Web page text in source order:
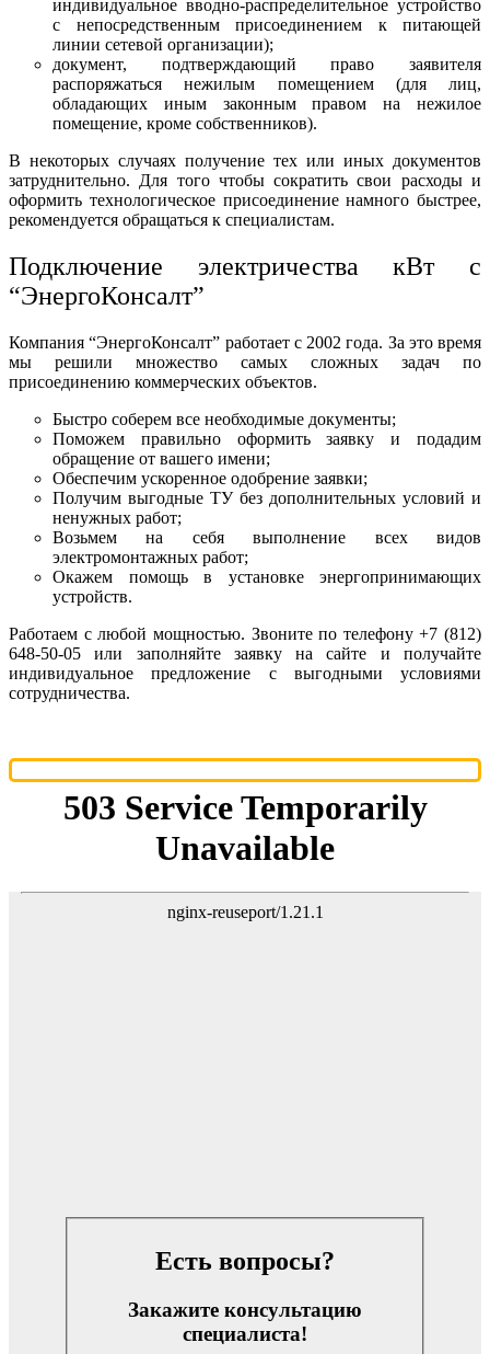
индивидуальное вводно-распределительное устройство
с непосредственным присоединением к питающей
линии сетевой организации);
документ, подтверждающий право заявителя
распоряжаться нежилым помещением (для лиц,
обладающих иным законным правом на нежилое
помещение, кроме собственников).
В некоторых случаях получение тех или иных документов
затруднительно. Для того чтобы сократить свои расходы и
оформить технологическое присоединение намного быстрее,
рекомендуется обращаться к специалистам.
Подключение электричества кВт с
“ЭнергоКонсалт”
Компания “ЭнергоКонсалт” работает с 2002 года. За это время
мы решили множество самых сложных задач по
присоединению коммерческих объектов.
Быстро соберем все необходимые документы;
Поможем правильно оформить заявку и подадим
обращение от вашего имени;
Обеспечим ускоренное одобрение заявки;
Получим выгодные ТУ без дополнительных условий и
ненужных работ;
Возьмем на себя выполнение всех видов
электромонтажных работ;
Окажем помощь в установке энергопринимающих
устройств.
Работаем с любой мощностью. Звоните по телефону +7 (812)
648-50-05 или заполняйте заявку на сайте и получайте
индивидуальное предложение с выгодными условиями
сотрудничества.
Есть вопросы?
Закажите консультацию
специалиста!